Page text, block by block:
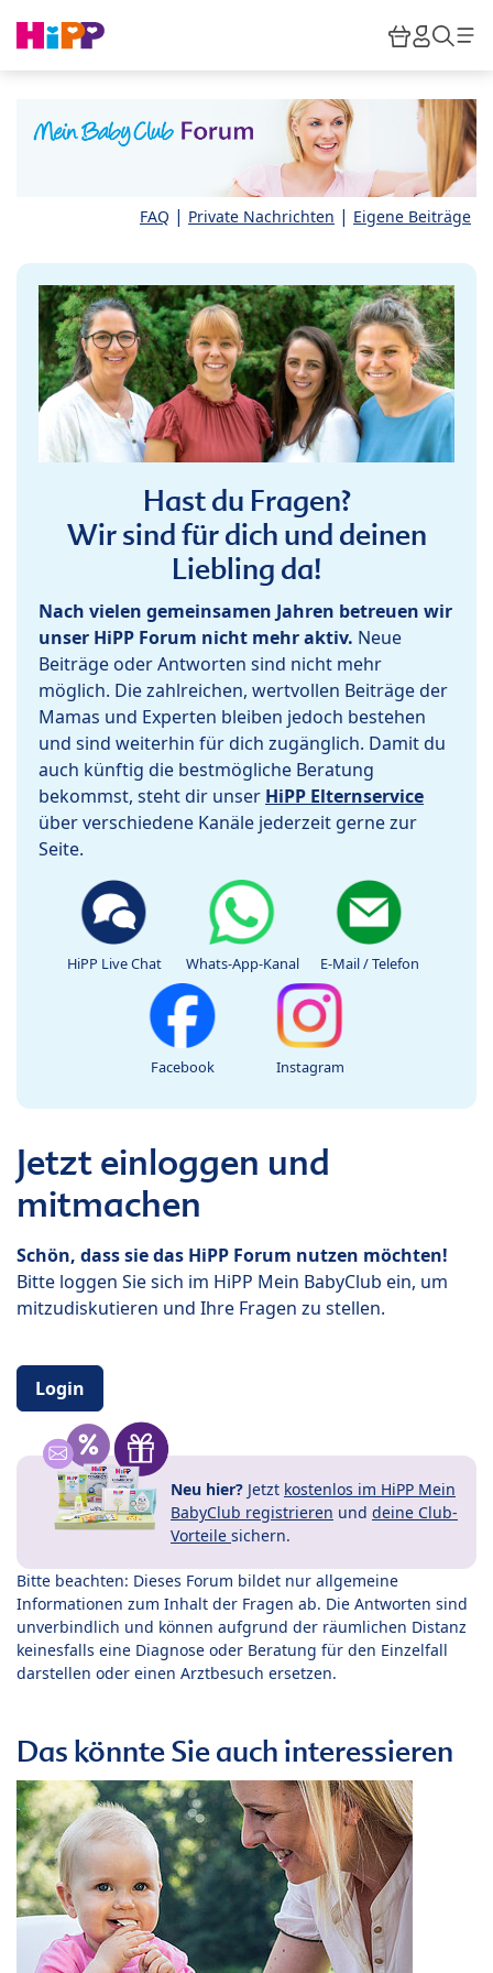
HiPP
FAQ | Private Nachrichten | Eigene Beiträge
Hast du Fragen?
Wir sind für dich und deinen
Liebling da!
Nach vielen gemeinsamen Jahren betreuen wir
unser HiPP Forum nicht mehr aktiv. Neue
Beiträge oder Antworten sind nicht mehr
möglich. Die zahlreichen, wertvollen Beiträge der
Mamas und Experten bleiben jedoch bestehen
und sind weiterhin für dich zugänglich. Damit du
auch künftig die bestmögliche Beratung
bekommst, steht dir unser HiPP Elternservice
über verschiedene Kanäle jederzeit gerne zur
Seite.
HiPP Live Chat Whats-App-Kanal E-Mail / Telefon
Facebook Instagram
Jetzt einloggen und
mitmachen
Schön, dass sie das HiPP Forum nutzen möchten!
Bitte loggen Sie sich im HiPP Mein BabyClub ein, um
mitzudiskutieren und Ihre Fragen zu stellen.
Login
Neu hier? Jetzt kostenlos im HiPP Mein
BabyClub registrieren und deine Club-
Vorteile sichern.
Bitte beachten: Dieses Forum bildet nur allgemeine
Informationen zum Inhalt der Fragen ab. Die Antworten sind
unverbindlich und können aufgrund der räumlichen Distanz
keinesfalls eine Diagnose oder Beratung für den Einzelfall
darstellen oder einen Arztbesuch ersetzen.
Das könnte Sie auch interessieren